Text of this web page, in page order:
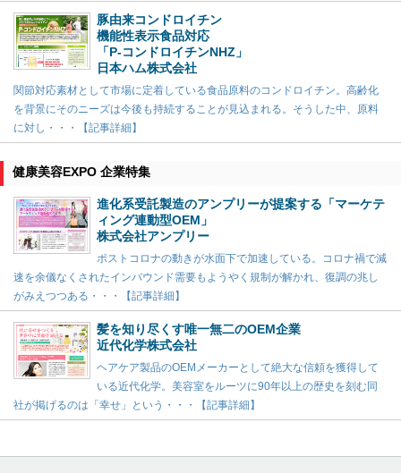
豚由来コンドロイチン
機能性表示食品対応
「P-コンドロイチンNHZ」
日本ハム株式会社
関節対応素材として市場に定着している食品原料のコンドロイチン。高齢化
を背景にそのニーズは今後も持続することが見込まれる。そうした中、原料
に対し・・・【記事詳細】
健康美容EXPO 企業特集
進化系受託製造のアンプリーが提案する「マーケテ
ィング連動型OEM」
株式会社アンプリー
ポストコロナの動きが水面下で加速している。コロナ禍で減
速を余儀なくされたインバウンド需要もようやく規制が解かれ、復調の兆し
がみえつつある・・・【記事詳細】
髪を知り尽くす唯一無二のOEM企業
近代化学株式会社
ヘアケア製品のOEMメーカーとして絶大な信頼を獲得して
いる近代化学。美容室をルーツに90年以上の歴史を刻む同
社が掲げるのは「幸せ」という・・・【記事詳細】